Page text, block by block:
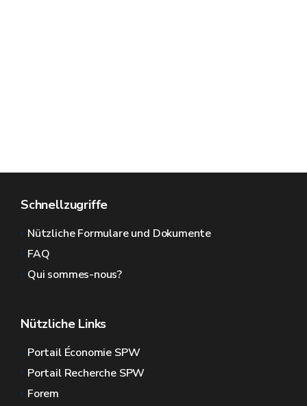
Schnellzugriffe
Nützliche Formulare und Dokumente
FAQ
Qui sommes-nous?
Nützliche Links
Portail Économie SPW
Portail Recherche SPW
Forem